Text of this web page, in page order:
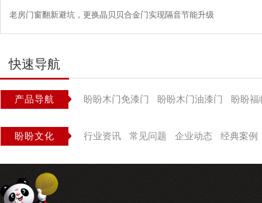
老房门窗翻新避坑，更换晶贝贝合金门实现隔音节能升级
快速导航
产品导航 盼盼木门免漆门 盼盼木门油漆门 盼盼福
盼盼文化 行业资讯 常见问题 企业动态 经典案例